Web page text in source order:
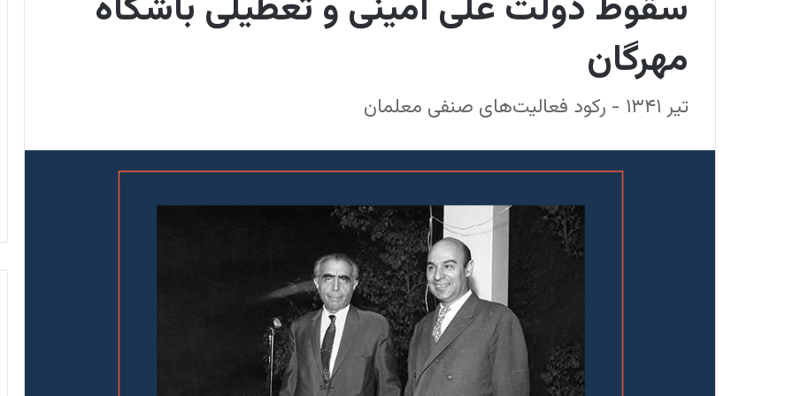
مهرگان
تیر ۱۳۴۱ - رکود فعالیت‌های صنفی معلمان